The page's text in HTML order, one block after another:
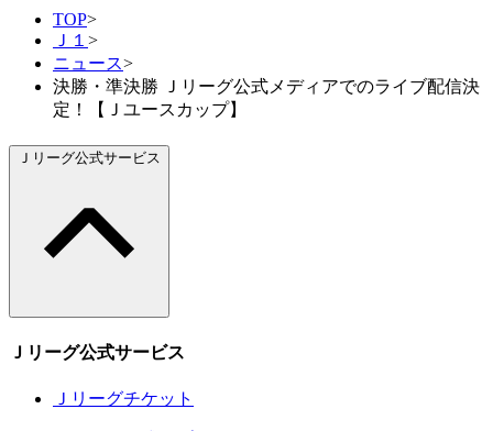
TOP>
Ｊ１ >
ニュース>
決勝・準決勝 Ｊリーグ公式メディアでのライブ配信決
定！【Ｊユースカップ】
Ｊリーグ公式サービス
Ｊリーグ公式サービス
Ｊリーグチケット